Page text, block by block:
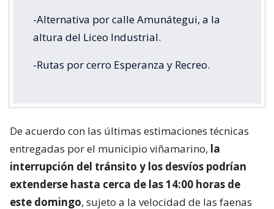
-Alternativa por calle Amunátegui, a la
altura del Liceo Industrial.
-Rutas por cerro Esperanza y Recreo.
De acuerdo con las últimas estimaciones técnicas
entregadas por el municipio viñamarino, la
interrupción del tránsito y los desvíos podrían
extenderse hasta cerca de las 14:00 horas de
este domingo, sujeto a la velocidad de las faenas